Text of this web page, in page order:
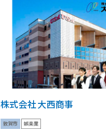
株式会社 大西商事
敦賀市 娯楽業